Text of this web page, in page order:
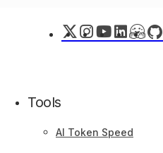
X Instagram
YouTube
LinkedIn
Face
Tools
AI Token Speed